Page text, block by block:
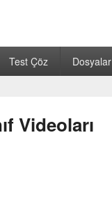
Test Çöz Dosyalar
Videoları